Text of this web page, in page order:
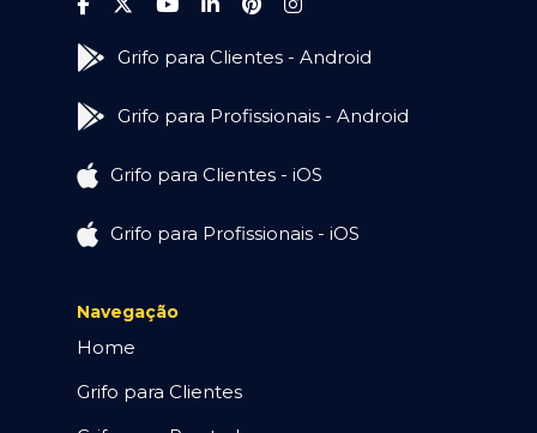
Grifo para Clientes - Android
Grifo para Profissionais - Android
Grifo para Clientes - iOS
Grifo para Profissionais - iOS
Navegação
Home
Grifo para Clientes